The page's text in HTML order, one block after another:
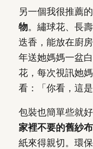
另一個我很推薦
物。繡球花、長
迭香，能放在廚
年送她媽媽一盆
花，每次視訊她
看：「你看，這是
包裝也簡單些就好
家裡不要的舊紗
紙來得親切。環